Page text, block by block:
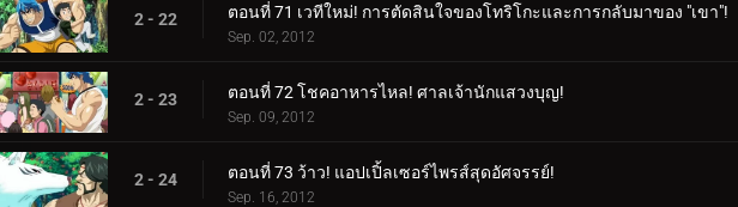
2 - 22 ตอนที่ 71 เวทีใหม่! การตัดสินใจของโทริโกะและการกลับมาของ "เขา"!
Sep. 02, 2012
2 - 23 ตอนที่ 72 โชคอาหารไหล! ศาลเจ้านักแสวงบุญ!
Sep. 09, 2012
2 - 24 ตอนที่ 73 ว้าว! แอปเปิ้ลเซอร์ไพรส์สุดอัศจรรย์!
Sep. 16, 2012